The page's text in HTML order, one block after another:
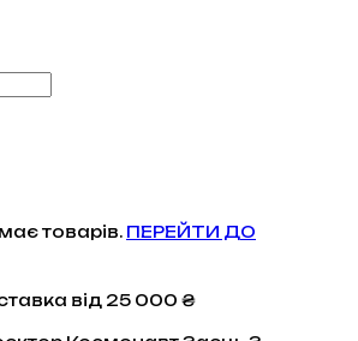
товарів. ПЕРЕЙТИ ДО
від 25 000 ₴